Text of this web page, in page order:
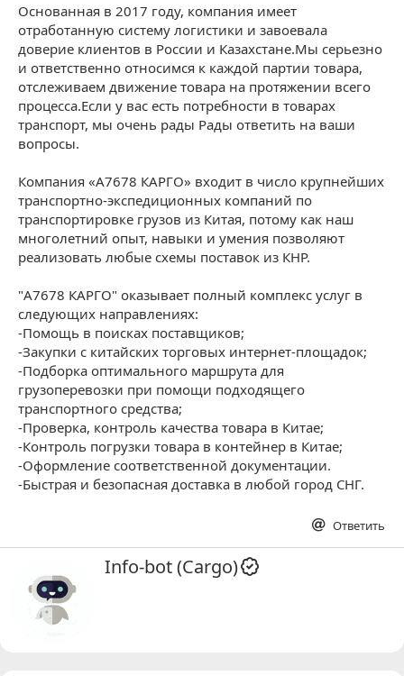
Основанная в 2017 году, компания имеет
отработанную систему логистики и завоевала
доверие клиентов в России и Казахстане.Мы серьезно
и ответственно относимся к каждой партии товара,
отслеживаем движение товара на протяжении всего
процесса.Если у вас есть потребности в товарах
транспорт, мы очень рады Рады ответить на ваши
вопросы.
Компания «A7678 КАРГО» входит в число крупнейших
транспортно-экспедиционных компаний по
транспортировке грузов из Китая, потому как наш
многолетний опыт, навыки и умения позволяют
реализовать любые схемы поставок из КНР.
"A7678 КАРГО" оказывает полный комплекс услуг в
следующих направлениях:
-Помощь в поисках поставщиков;
-Закупки с китайских торговых интернет-площадок;
-Подборка оптимального маршрута для
грузоперевозки при помощи подходящего
транспортного средства;
-Проверка, контроль качества товара в Китае;
-Контроль погрузки товара в контейнер в Китае;
-Оформление соответственной документации.
-Быстрая и безопасная доставка в любой город СНГ.
Ответить
А
в
Info-bot (Cargo)